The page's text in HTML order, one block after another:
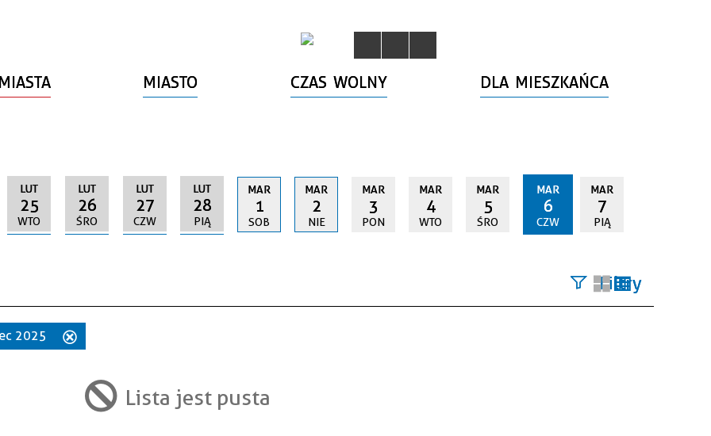
MIASTO CZAS WOLNY DLA MIESZKAŃCA
LUT
25
WTO
LUT
26
ŚRO
LUT
27
CZW
LUT
28
PIĄ
MAR
1
SOB
MAR
2
NIE
MAR
3
PON
MAR
4
WTO
MAR
5
ŚRO
MAR
6
CZW
MAR
7
PIĄ
Filtry
2025
Lista jest pusta